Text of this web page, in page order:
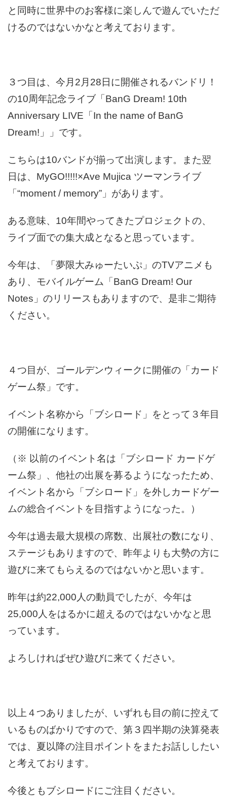
と同時に世界中のお客様に楽しんで遊んでいただ
けるのではないかなと考えております。
３つ目は、今月2月28日に開催されるバンドリ！
の10周年記念ライブ「BanG Dream! 10th
Anniversary LIVE「In the name of BanG
Dream!」」です。
こちらは10バンドが揃って出演します。また翌
日は、MyGO!!!!!×Ave Mujica ツーマンライブ
「“moment / memory”」があります。
ある意味、10年間やってきたプロジェクトの、
ライブ面での集大成となると思っています。
今年は、「夢限大みゅーたいぷ」のTVアニメも
あり、モバイルゲーム「BanG Dream! Our
Notes」のリリースもありますので、是非ご期待
ください。
４つ目が、ゴールデンウィークに開催の「カード
ゲーム祭」です。
イベント名称から「ブシロード」をとって３年目
の開催になります。
（※ 以前のイベント名は「ブシロード カードゲ
ーム祭」、他社の出展を募るようになったため、
イベント名から「ブシロード」を外しカードゲー
ムの総合イベントを目指すようになった。）
今年は過去最大規模の席数、出展社の数になり、
ステージもありますので、昨年よりも大勢の方に
遊びに来てもらえるのではないかと思います。
昨年は約22,000人の動員でしたが、今年は
25,000人をはるかに超えるのではないかなと思
っています。
よろしければぜひ遊びに来てください。
以上４つありましたが、いずれも目の前に控えて
いるものばかりですので、第３四半期の決算発表
では、夏以降の注目ポイントをまたお話ししたい
と考えております。
今後ともブシロードにご注目ください。